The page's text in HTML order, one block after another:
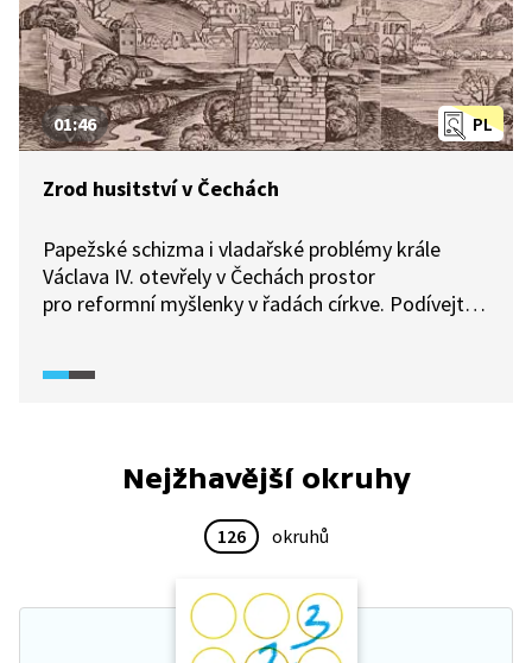
PL
01:46
Zrod husitství v Čechách
Papežské schizma i vladařské problémy krále
Václava IV. otevřely v Čechách prostor
pro reformní myšlenky v řadách církve. Podívejte
Na Husova kázání chodila i královna Žofie a řady
Nejžhavější okruhy
126 okruhů